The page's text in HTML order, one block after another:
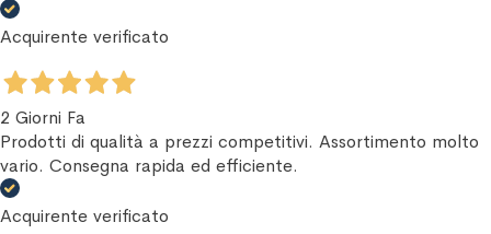
Acquirente verificato
2 Giorni Fa
Prodotti di qualità a prezzi competitivi. Assortimento molto
vario. Consegna rapida ed efficiente.
Acquirente verificato